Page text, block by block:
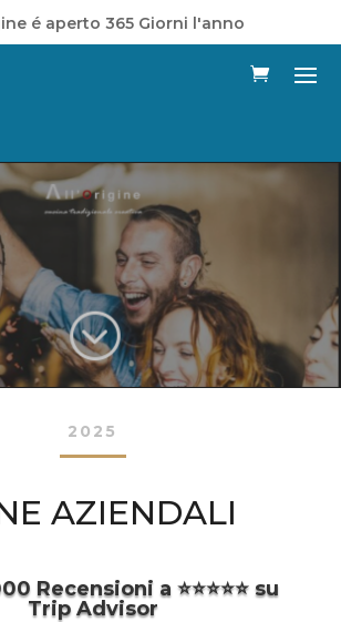
é aperto 365 Giorni l'anno
;
2025
AZIENDALI
Recensioni a ⭐️⭐️⭐️⭐️⭐️ su
Trip Advisor